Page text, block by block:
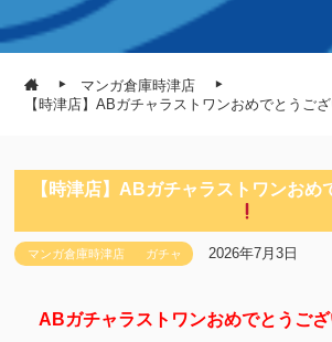
マンガ倉庫時津店
【時津店】ABガチャラストワンおめでとうご
【時津店】ABガチャラストワンおめ
マンガ倉庫時津店 ガチャ 2026年7月3日
ABガチャラストワンおめでとうご